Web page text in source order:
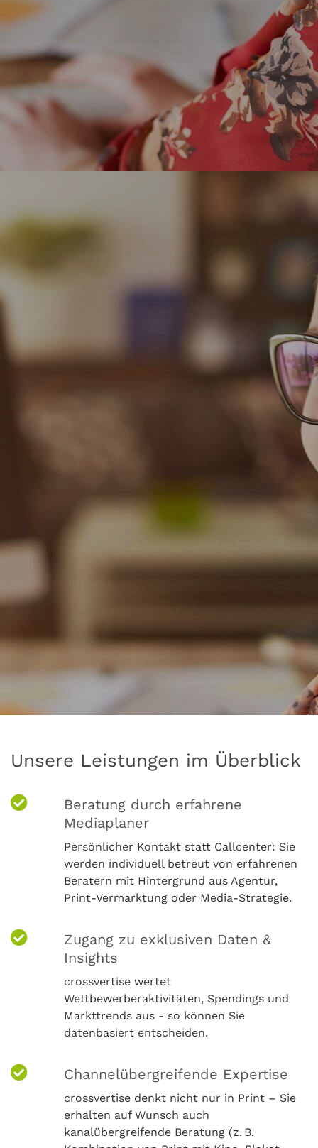
Unsere Leistungen im Überblick
Beratung durch erfahrene
Mediaplaner
Persönlicher Kontakt statt Callcenter: Sie
werden individuell betreut von erfahrenen
Beratern mit Hintergrund aus Agentur,
Print-Vermarktung oder Media-Strategie.
Zugang zu exklusiven Daten &
Insights
crossvertise wertet
Wettbewerberaktivitäten, Spendings und
Markttrends aus - so können Sie
datenbasiert entscheiden.
Channelübergreifende Expertise
crossvertise denkt nicht nur in Print – Sie
erhalten auf Wunsch auch
kanalübergreifende Beratung (z. B.